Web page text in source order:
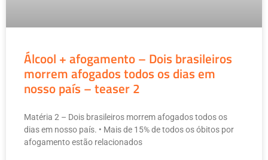
Álcool + afogamento – Dois brasileiros
morrem afogados todos os dias em
nosso país – teaser 2
Matéria 2 – Dois brasileiros morrem afogados todos os
dias em nosso país. • Mais de 15% de todos os óbitos por
afogamento estão relacionados